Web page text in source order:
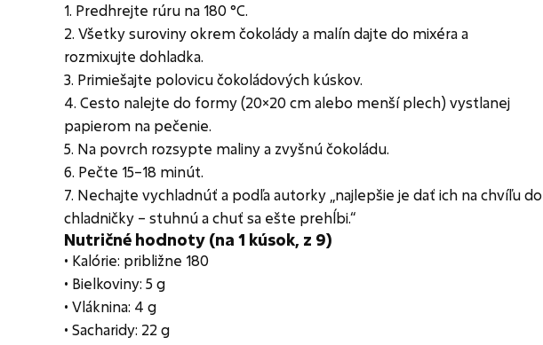
1. Predhrejte rúru na 180 °C.
2. Všetky suroviny okrem čokolády a malín dajte do mixéra a
rozmixujte dohladka.
3. Primiešajte polovicu čokoládových kúskov.
4. Cesto nalejte do formy (20×20 cm alebo menší plech) vystlanej
papierom na pečenie.
5. Na povrch rozsypte maliny a zvyšnú čokoládu.
6. Pečte 15–18 minút.
7. Nechajte vychladnúť a podľa autorky „najlepšie je dať ich na chvíľu do
chladničky – stuhnú a chuť sa ešte prehĺbi.“
Nutričné hodnoty (na 1 kúsok, z 9)
• Kalórie: približne 180
• Bielkoviny: 5 g
• Vláknina: 4 g
• Sacharidy: 22 g